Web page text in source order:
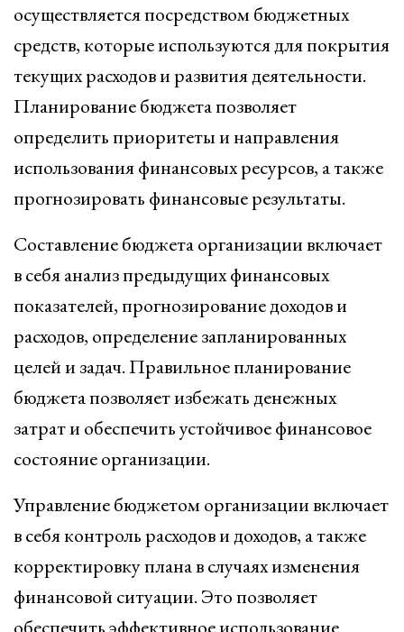
осуществляется посредством бюджетных
средств, которые используются для покрытия
текущих расходов и развития деятельности.
Планирование бюджета позволяет
определить приоритеты и направления
использования финансовых ресурсов, а также
прогнозировать финансовые результаты.
Составление бюджета организации включает
в себя анализ предыдущих финансовых
показателей, прогнозирование доходов и
расходов, определение запланированных
целей и задач. Правильное планирование
бюджета позволяет избежать денежных
затрат и обеспечить устойчивое финансовое
состояние организации.
Управление бюджетом организации включает
в себя контроль расходов и доходов, а также
корректировку плана в случаях изменения
финансовой ситуации. Это позволяет